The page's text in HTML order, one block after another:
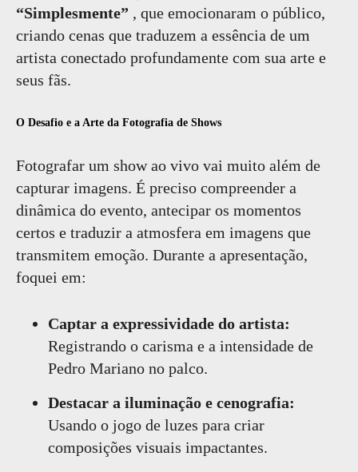
“Simplesmente” , que emocionaram o público,
criando cenas que traduzem a essência de um
artista conectado profundamente com sua arte e
seus fãs.
O Desafio e a Arte da Fotografia de Shows
Fotografar um show ao vivo vai muito além de
capturar imagens. É preciso compreender a
dinâmica do evento, antecipar os momentos
certos e traduzir a atmosfera em imagens que
transmitem emoção. Durante a apresentação,
foquei em:
Captar a expressividade do artista:
Registrando o carisma e a intensidade de
Pedro Mariano no palco.
Destacar a iluminação e cenografia:
Usando o jogo de luzes para criar
composições visuais impactantes.